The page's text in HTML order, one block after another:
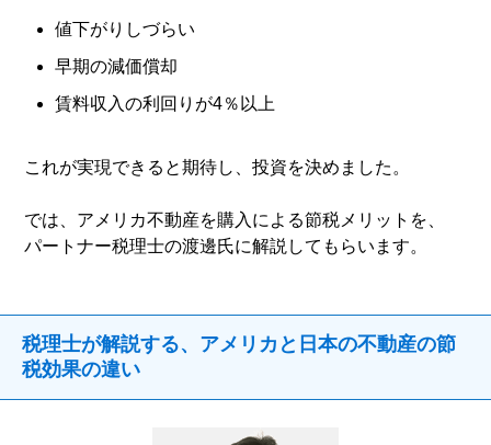
値下がりしづらい
早期の減価償却
賃料収入の利回りが4％以上
これが実現できると期待し、投資を決めました。
では、アメリカ不動産を購入による節税メリットを、
パートナー税理士の渡邊氏に解説してもらいます。
税理士が解説する、アメリカと日本の不動産の節
税効果の違い